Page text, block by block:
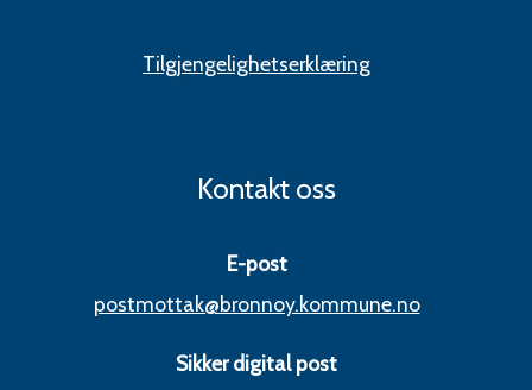
Tilgjengelighetserklæring
Kontakt oss
E-post
postmottak@bronnoy.kommune.no
Sikker digital post